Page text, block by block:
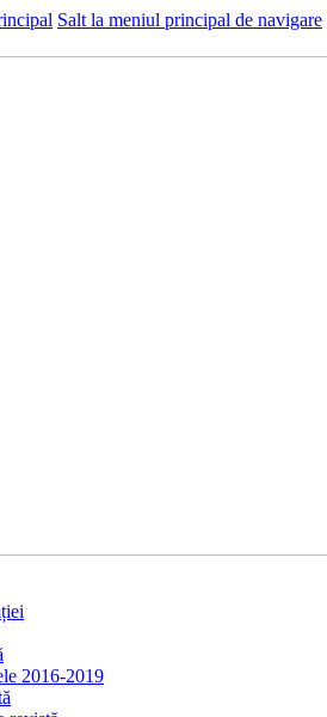
Salt la meniul principal de navigare
2016-2019